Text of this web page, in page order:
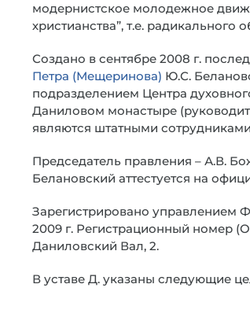
модернистское молодежное
христианства”, т.е.
Создано в сентябре 2008 г.
Петра (Мещеринова) Ю.С.
подразделением Центра
Даниловом монастыре
являются штатными
Председатель правления – А.В.
Белановский аттестуется на
Зарегистрировано управлением
2009 г. Регистрационный номер
Даниловский Вал, 2.
В уставе Д. указаны следующие